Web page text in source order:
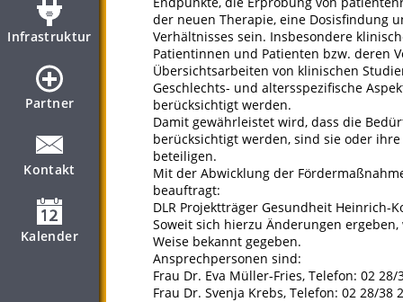
Infrastruktur
Partner
Kontakt
Kalender
der neuen Therapie, eine Dosisfindung
Verhältnisses sein. Insbesondere
Patientinnen und Patienten bzw. deren
Übersichtsarbeiten von klinischen
Geschlechts- und altersspezifische
berücksichtigt werden.
Damit gewährleistet wird, dass die
berücksichtigt werden, sind sie oder
beteiligen.
Mit der Abwicklung der
beauftragt:
DLR Projektträger Gesundheit Heinrich-
Soweit sich hierzu Änderungen
Weise bekannt gegeben.
Ansprechpersonen sind:
Frau Dr. Eva Müller-Fries, Telefon: 02
Frau Dr. Svenja Krebs, Telefon: 02 28/